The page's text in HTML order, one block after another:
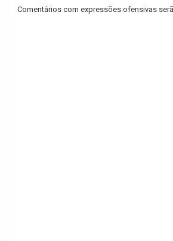
Comentários com expressões ofensivas